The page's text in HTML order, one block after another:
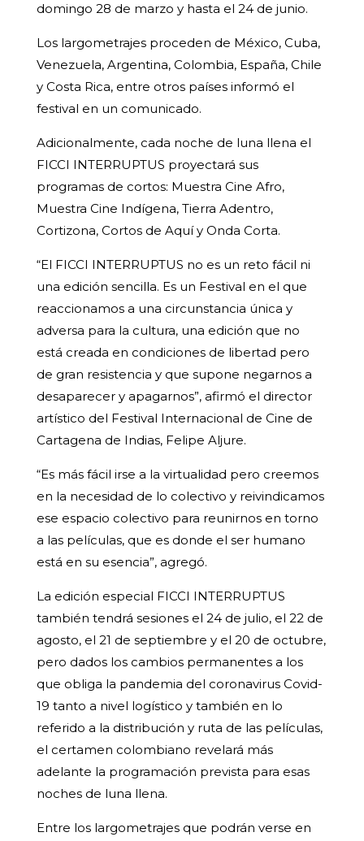
domingo 28 de marzo y hasta el 24 de junio.
Los largometrajes proceden de México, Cuba,
Venezuela, Argentina, Colombia, España, Chile
y Costa Rica, entre otros países informó el
festival en un comunicado.
Adicionalmente, cada noche de luna llena el
FICCI INTERRUPTUS proyectará sus
programas de cortos: Muestra Cine Afro,
Muestra Cine Indígena, Tierra Adentro,
Cortizona, Cortos de Aquí y Onda Corta.
“El FICCI INTERRUPTUS no es un reto fácil ni
una edición sencilla. Es un Festival en el que
reaccionamos a una circunstancia única y
adversa para la cultura, una edición que no
está creada en condiciones de libertad pero
de gran resistencia y que supone negarnos a
desaparecer y apagarnos”, afirmó el director
artístico del Festival Internacional de Cine de
Cartagena de Indias, Felipe Aljure.
“Es más fácil irse a la virtualidad pero creemos
en la necesidad de lo colectivo y reivindicamos
ese espacio colectivo para reunirnos en torno
a las películas, que es donde el ser humano
está en su esencia”, agregó.
La edición especial FICCI INTERRUPTUS
también tendrá sesiones el 24 de julio, el 22 de
agosto, el 21 de septiembre y el 20 de octubre,
pero dados los cambios permanentes a los
que obliga la pandemia del coronavirus Covid-
19 tanto a nivel logístico y también en lo
referido a la distribución y ruta de las películas,
el certamen colombiano revelará más
adelante la programación prevista para esas
noches de luna llena.
Entre los largometrajes que podrán verse en